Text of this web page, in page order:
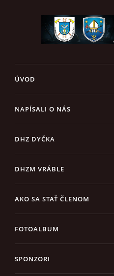
ÚVOD
NAPÍSALI O NÁS
DHZ DYČKA
DHZM VRÁBLE
AKO SA STAŤ ČLENOM
FOTOALBUM
SPONZORI